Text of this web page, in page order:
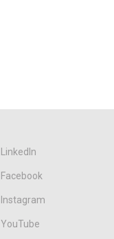
LinkedIn
Facebook
Instagram
YouTube